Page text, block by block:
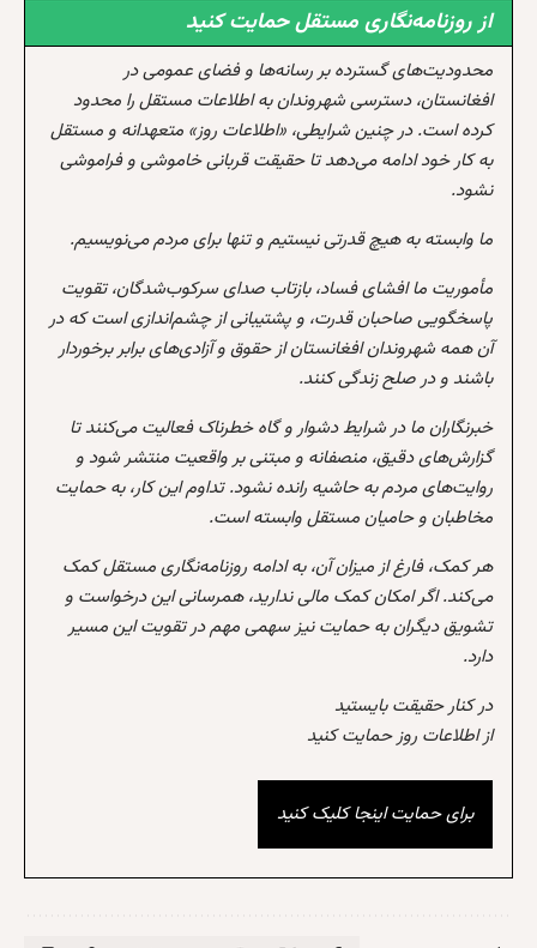
از روزنامه‌نگاری مستقل حمایت کنید
محدودیت‌های گسترده بر رسانه‌ها و فضای عمومی در
افغانستان، دسترسی شهروندان به اطلاعات مستقل را محدود
کرده است. در چنین شرایطی، «اطلاعات روز» متعهدانه و مستقل
به کار خود ادامه می‌دهد تا حقیقت قربانی خاموشی و فراموشی
نشود.
ما وابسته به هیچ قدرتی نیستیم و تنها برای مردم می‌نویسیم.
مأموریت ما افشای فساد، بازتاب صدای سرکوب‌شدگان، تقویت
پاسخگویی صاحبان قدرت، و پشتیبانی از چشم‌اندازی است که در
آن همه شهروندان افغانستان از حقوق و آزادی‌های برابر برخوردار
باشند و در صلح زندگی کنند.
خبرنگاران ما در شرایط دشوار و گاه خطرناک فعالیت می‌کنند تا
گزارش‌های دقیق، منصفانه و مبتنی بر واقعیت منتشر شود و
روایت‌های مردم به حاشیه رانده نشود. تداوم این کار، به حمایت
مخاطبان و حامیان مستقل وابسته است.
هر کمک، فارغ از میزان آن، به ادامه روزنامه‌نگاری مستقل کمک
می‌کند. اگر امکان کمک مالی ندارید، همرسانی این درخواست و
تشویق دیگران به حمایت نیز سهمی مهم در تقویت این مسیر
دارد.
در کنار حقیقت بایستید
از اطلاعات روز حمایت کنید
برای حمایت اینجا کلیک کنید